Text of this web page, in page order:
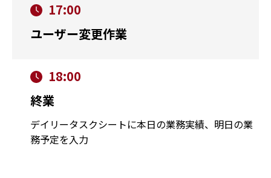
17:00
ユーザー変更作業
18:00
終業
デイリータスクシートに本日の業務実績、明日の業
務予定を入力